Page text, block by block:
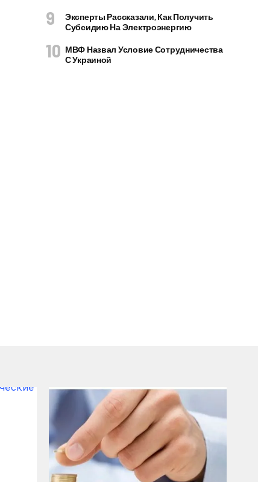
Эксперты Рассказали, Как Получить
Субсидию На Электроэнергию
МВФ Назвал Условие Сотрудничества
С Украиной